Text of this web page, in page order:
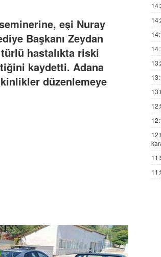
eşi Nuray
Başkanı Zeydan
hastalıkta riski
kaydetti. Adana
düzenlemeye